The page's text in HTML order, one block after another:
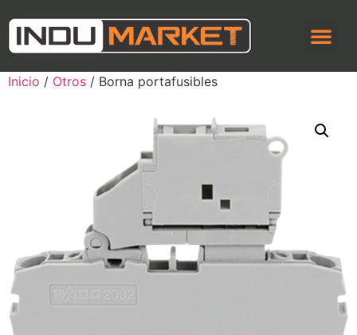
Inicio / Otros / Borna portafusibles